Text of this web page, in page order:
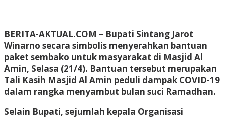
BERITA-AKTUAL.COM – Bupati Sintang Jarot
Winarno secara simbolis menyerahkan bantuan
paket sembako untuk masyarakat di Masjid Al
Amin, Selasa (21/4). Bantuan tersebut merupakan
Tali Kasih Masjid Al Amin peduli dampak COVID-19
dalam rangka menyambut bulan suci Ramadhan.
Selain Bupati, sejumlah kepala Organisasi